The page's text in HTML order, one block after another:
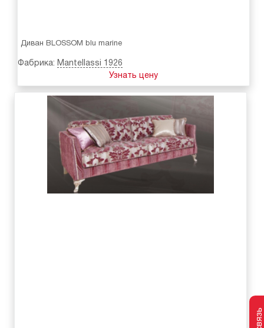
Диван BLOSSOM blu marine
Фабрика: Mantellassi 1926
Узнать цену